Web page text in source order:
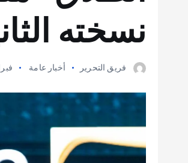
نسخته
فريق التحرير أخبار عامة